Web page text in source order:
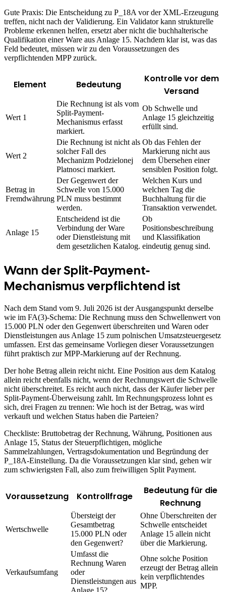
Gute Praxis: Die Entscheidung zu P_18A vor der XML-Erzeugung
treffen, nicht nach der Validierung. Ein Validator kann strukturelle
Probleme erkennen helfen, ersetzt aber nicht die buchhalterische
Qualifikation einer Ware aus Anlage 15. Nachdem klar ist, was das
Feld bedeutet, müssen wir zu den Voraussetzungen des
verpflichtenden MPP zurück.
Element Bedeutung
Kontrolle vor dem
Versand
Wert 1
Die Rechnung ist als vom
Split-Payment-
Mechanismus erfasst
markiert.
Ob Schwelle und
Anlage 15 gleichzeitig
erfüllt sind.
Wert 2
Die Rechnung ist nicht als
solcher Fall des
Mechanizm Podzielonej
Platnosci markiert.
Ob das Fehlen der
Markierung nicht aus
dem Übersehen einer
sensiblen Position folgt.
Betrag in
Fremdwährung
Der Gegenwert der
Schwelle von 15.000
PLN muss bestimmt
werden.
Welchen Kurs und
welchen Tag die
Buchhaltung für die
Transaktion verwendet.
Anlage 15
Entscheidend ist die
Verbindung der Ware
oder Dienstleistung mit
dem gesetzlichen Katalog.
Ob
Positionsbeschreibung
und Klassifikation
eindeutig genug sind.
Wann der Split-Payment-
Mechanismus verpflichtend ist
Nach dem Stand vom 9. Juli 2026 ist der Ausgangspunkt derselbe
wie im FA(3)-Schema: Die Rechnung muss den Schwellenwert von
15.000 PLN oder den Gegenwert überschreiten und Waren oder
Dienstleistungen aus Anlage 15 zum polnischen Umsatzsteuergesetz
umfassen. Erst das gemeinsame Vorliegen dieser Voraussetzungen
führt praktisch zur MPP-Markierung auf der Rechnung.
Der hohe Betrag allein reicht nicht. Eine Position aus dem Katalog
allein reicht ebenfalls nicht, wenn der Rechnungswert die Schwelle
nicht überschreitet. Es reicht auch nicht, dass der Käufer lieber per
Split-Payment-Überweisung zahlt. Im Rechnungsprozess lohnt es
sich, drei Fragen zu trennen: Wie hoch ist der Betrag, was wird
verkauft und welchen Status haben die Parteien?
Checkliste: Bruttobetrag der Rechnung, Währung, Positionen aus
Anlage 15, Status der Steuerpflichtigen, mögliche
Sammelzahlungen, Vertragsdokumentation und Begründung der
P_18A-Einstellung. Da die Voraussetzungen klar sind, gehen wir
zum schwierigsten Fall, also zum freiwilligen Split Payment.
Voraussetzung Kontrollfrage
Bedeutung für die
Rechnung
Wertschwelle
Übersteigt der
Gesamtbetrag
15.000 PLN oder
den Gegenwert?
Ohne Überschreiten der
Schwelle entscheidet
Anlage 15 allein nicht
über die Markierung.
Verkaufsumfang
Umfasst die
Rechnung Waren
oder
Dienstleistungen aus
Anlage 15?
Ohne solche Position
erzeugt der Betrag allein
kein verpflichtendes
MPP.